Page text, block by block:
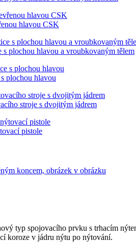
hlavou CSK
s plochou hlavou a vroubkovaným tělem
plochou hlavou
stroje s dvojitým jádrem
pistole
typ spojovacího prvku s trhacím
koroze v jádru nýtu po nýtování.